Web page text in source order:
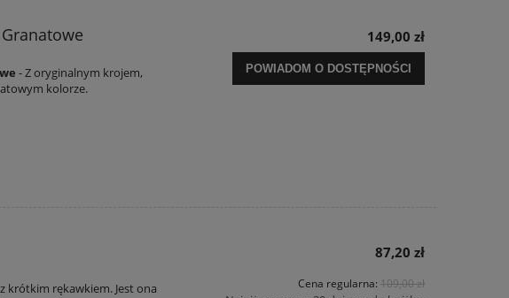
- Z oryginalnym krojem,
kolorze.
149,00 zł
POWIADOM O DOSTĘPNOŚCI
krótkim rękawkiem. Jest ona
87,20 zł
Cena regularna: 109,00 zł